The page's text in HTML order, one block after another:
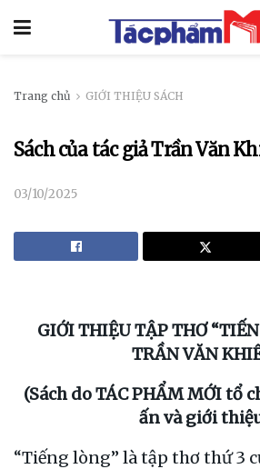
Trang chủ GIỚI THIỆU SÁCH
Sách của tác giả Trần Văn
03/10/2025
GIỚI THIỆUTẬP THƠ
TRẦN VĂN
(Sách do TÁC PHẨM MỚI tổ
ấn và giới
“Tiếng lòng” là tập thơ thứ 3